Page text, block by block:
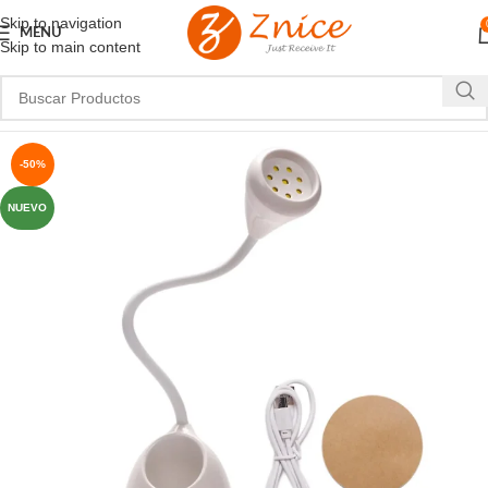
Skip to navigation
Skip to main content
MENU
-50%
NUEVO